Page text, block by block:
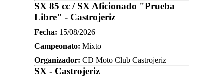
SX 85 cc / SX Aficionado "Prueba
Libre" - Castrojeriz
Fecha: 15/08/2026
Campeonato: Mixto
Organizador: CD Moto Club Castrojeriz
SX - Castrojeriz